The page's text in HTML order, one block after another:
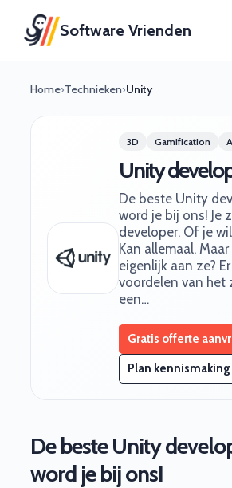
Software Vrienden
Home›Technieken›Unity
3D Gamification
Unity
De beste Unity
word je bij ons! Je
developer. Of je
Kan allemaal.
eigenlijk aan ze?
voordelen van het
een…
Gratis offerte
Plan kennismaking
De beste Unity
word je bij ons!